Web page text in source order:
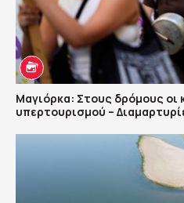
Μαγιόρκα: Στους δρόμους οι
υπερτουρισμού –